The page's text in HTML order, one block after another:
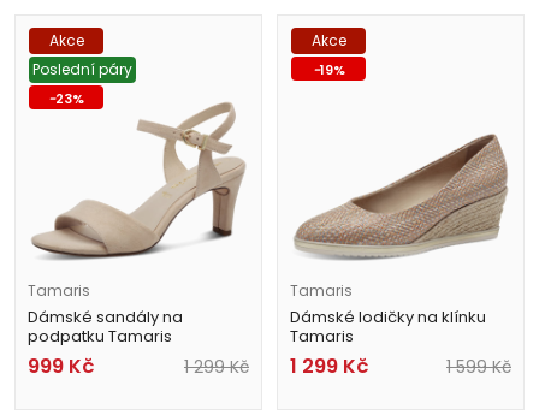
Akce
Poslední páry
-23%
Tamaris
Dámské sandály na
podpatku Tamaris
1-28028-42 400 béžové
999 Kč 1 299Kč
Akce
-19%
Tamaris
Dámské lodičky na klínku
Tamaris
1-22313-44 320 barevné
1 299 Kč 1 599Kč